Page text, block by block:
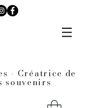
- Créatrice de
souvenirs